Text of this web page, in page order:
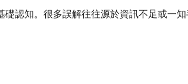
認知。很多誤解往往源於資訊不足或一